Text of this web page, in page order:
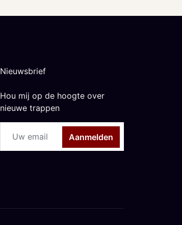
Nieuwsbrief
Hou mij op de hoogte over
nieuwe trappen
Aanmelden